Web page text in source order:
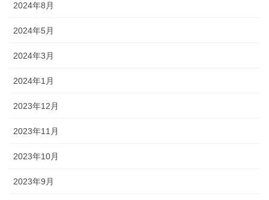
2024年8月
2024年5月
2024年3月
2024年1月
2023年12月
2023年11月
2023年10月
2023年9月